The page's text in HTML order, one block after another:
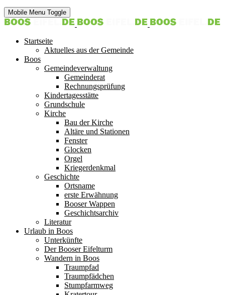
Mobile Menu Toggle
Startseite
Aktuelles aus der Gemeinde
Boos
Gemeindeverwaltung
Gemeinderat
Rechnungsprüfung
Kindertagesstätte
Grundschule
Kirche
Bau der Kirche
Altäre und Stationen
Fenster
Glocken
Orgel
Kriegerdenkmal
Geschichte
Ortsname
erste Erwähnung
Booser Wappen
Geschichtsarchiv
Literatur
Urlaub in Boos
Unterkünfte
Der Booser Eifelturm
Wandern in Boos
Traumpfad
Traumpfädchen
Stumpfarmweg